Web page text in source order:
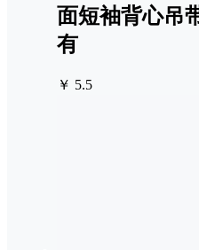
面短袖背心吊
有
￥ 5.5